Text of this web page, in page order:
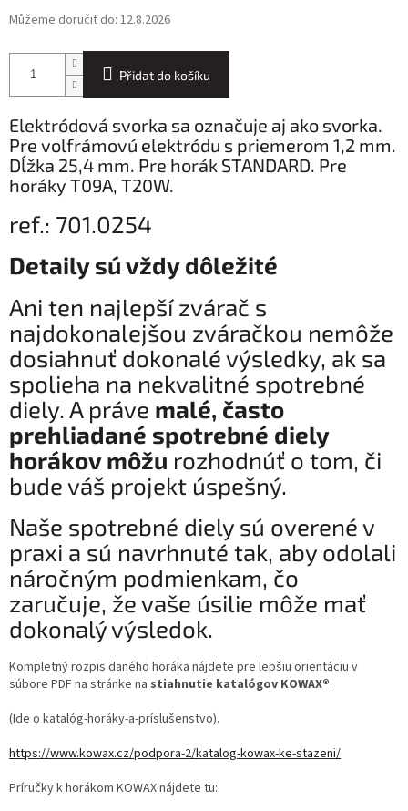
Můžeme doručit do: 12.8.2026
Přidat do košíku
Elektródová svorka sa označuje aj ako svorka.
Pre volfrámovú elektródu s priemerom 1,2 mm.
Dĺžka 25,4 mm. Pre horák STANDARD. Pre
horáky T09A, T20W.
ref.: 701.0254
Detaily sú vždy dôležité
Ani ten najlepší zvárač s
najdokonalejšou zváračkou nemôže
dosiahnuť dokonalé výsledky, ak sa
spolieha na nekvalitné spotrebné
diely. A práve malé, často
prehliadané spotrebné diely
horákov môžu rozhodnúť o tom, či
bude váš projekt úspešný.
Naše spotrebné diely sú overené v
praxi a sú navrhnuté tak, aby odolali
náročným podmienkam, čo
zaručuje, že vaše úsilie môže mať
dokonalý výsledok.
Kompletný rozpis daného horáka nájdete pre lepšiu orientáciu v
súbore PDF na stránke na stiahnutie katalógov KOWAX®.
(Ide o katalóg-horáky-a-príslušenstvo).
https://www.kowax.cz/podpora-2/katalog-kowax-ke-stazeni/
Príručky k horákom KOWAX nájdete tu: